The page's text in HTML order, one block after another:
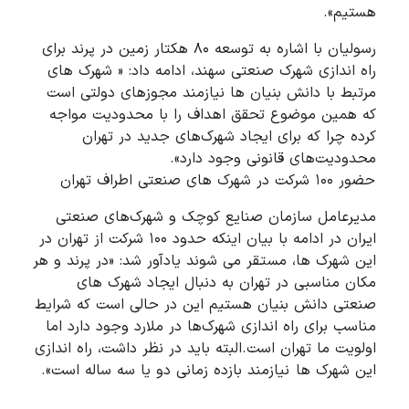
هستیم».
رسولیان با اشاره به توسعه ۸۰ هکتار زمین در پرند برای
راه اندازی شهرک صنعتی سهند، ادامه داد: « شهرک های
مرتبط با دانش بنیان ها نیازمند مجوزهای دولتی است
که همین موضوع تحقق اهداف را با محدودیت مواجه
کرده چرا که برای ایجاد شهرک‌های جدید در تهران
محدودیت‌های قانونی وجود دارد».
حضور ۱۰۰ شرکت در شهرک های صنعتی اطراف تهران
مدیرعامل سازمان صنایع کوچک و شهرک‌های صنعتی
ایران در ادامه با بیان اینکه حدود ۱۰۰ شرکت از تهران در
این شهرک ها، مستقر می شوند یادآور شد: «در پرند و هر
مکان مناسبی در تهران به دنبال ایجاد شهرک های
صنعتی دانش بنیان هستیم این در حالی است که شرایط
مناسب برای راه اندازی شهرک‌ها در ملارد وجود دارد اما
اولویت ما تهران است.البته باید در نظر داشت، راه اندازی
این شهرک ها نیازمند بازده زمانی دو یا سه ساله است».